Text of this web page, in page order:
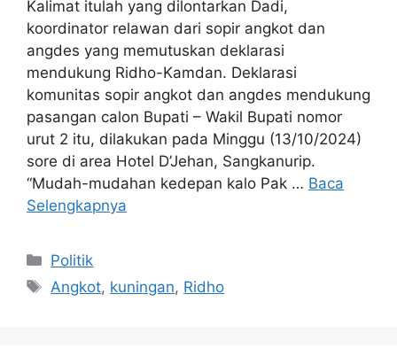
Kalimat itulah yang dilontarkan Dadi,
koordinator relawan dari sopir angkot dan
angdes yang memutuskan deklarasi
mendukung Ridho-Kamdan. Deklarasi
komunitas sopir angkot dan angdes mendukung
pasangan calon Bupati – Wakil Bupati nomor
urut 2 itu, dilakukan pada Minggu (13/10/2024)
sore di area Hotel D’Jehan, Sangkanurip.
“Mudah-mudahan kedepan kalo Pak … Baca
Selengkapnya
Kategori
Politik
Tag
Angkot, kuningan, Ridho